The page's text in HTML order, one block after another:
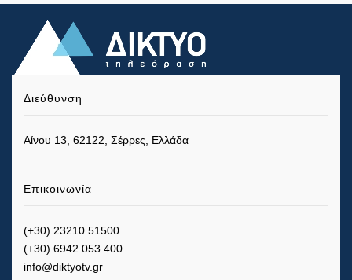
Διεύθυνση
Αίνου 13, 62122, Σέρρες, Ελλάδα
Επικοινωνία
(+30) 23210 51500
(+30) 6942 053 400
info@diktyotv.gr